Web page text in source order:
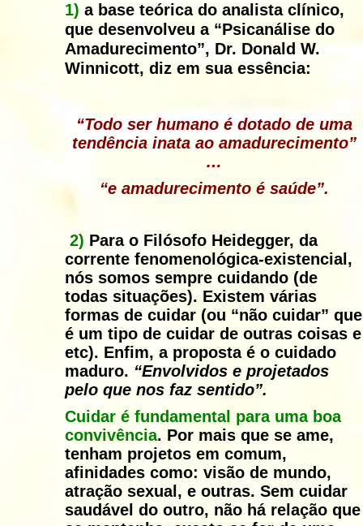
1) a base teórica do analista clínico,
que desenvolveu a “Psicanálise do
Amadurecimento”, Dr. Donald W.
Winnicott, diz em sua essência:
“Todo ser humano é dotado de uma
tendência inata ao amadurecimento”
…
“e amadurecimento é saúde”.
2) Para o Filósofo Heidegger, da
corrente fenomenológica-existencial,
nós somos sempre cuidando (de
todas situações). Existem várias
formas de cuidar (ou “não cuidar” que
é um tipo de cuidar de outras coisas e
etc). Enfim, a proposta é o cuidado
maduro. “Envolvidos e projetados
pelo que nos faz sentido”.
Cuidar é fundamental para uma boa
convivência. Por mais que se ame,
tenham projetos em comum,
afinidades como: visão de mundo,
atração sexual, e outras. Sem cuidar
saudável do outro, não há relação que